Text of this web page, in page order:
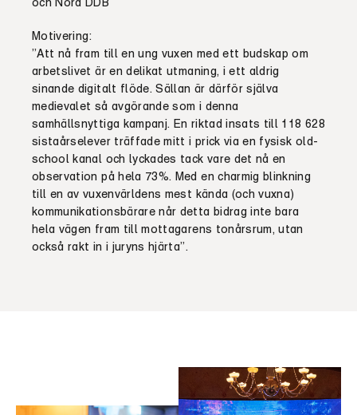
Motivering:
”Att nå fram till en ung vuxen med ett budskap om
arbetslivet är en delikat utmaning, i ett aldrig
sinande digitalt flöde. Sällan är därför själva
medievalet så avgörande som i denna
samhällsnyttiga kampanj. En riktad insats till 118 628
sistaårselever träffade mitt i prick via en fysisk old-
school kanal och lyckades tack vare det nå en
observation på hela 73%. Med en charmig blinkning
till en av vuxenvärldens mest kända (och vuxna)
kommunikationsbärare når detta bidrag inte bara
hela vägen fram till mottagarens tonårsrum, utan
också rakt in i juryns hjärta”.